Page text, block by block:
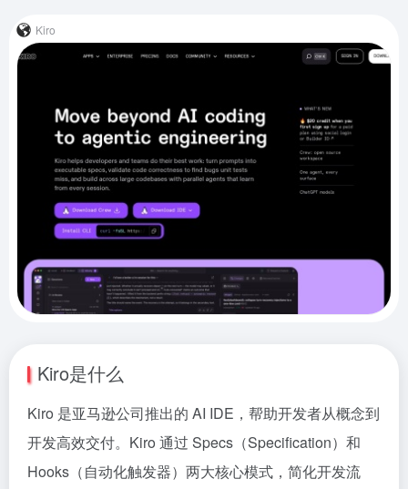
Kiro
Kiro是什么
Kiro 是亚马逊公司推出的 AI IDE，帮助开发者从概念到
开发高效交付。Kiro 通过 Specs（Specification）和
Hooks（自动化触发器）两大核心模式，简化开发流